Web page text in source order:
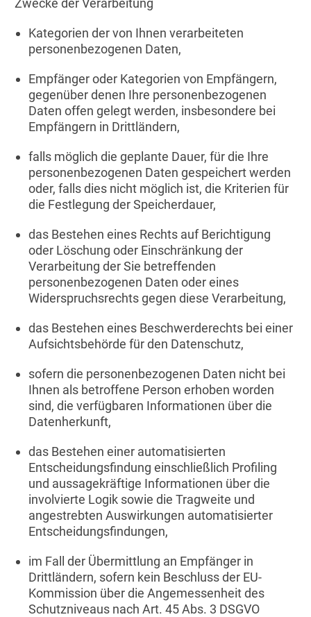
Zwecke der Verarbeitung
Kategorien der von Ihnen verarbeiteten
personenbezogenen Daten,
Empfänger oder Kategorien von Empfängern,
gegenüber denen Ihre personenbezogenen
Daten offen gelegt werden, insbesondere bei
Empfängern in Drittländern,
falls möglich die geplante Dauer, für die Ihre
personenbezogenen Daten gespeichert werden
oder, falls dies nicht möglich ist, die Kriterien für
die Festlegung der Speicherdauer,
das Bestehen eines Rechts auf Berichtigung
oder Löschung oder Einschränkung der
Verarbeitung der Sie betreffenden
personenbezogenen Daten oder eines
Widerspruchsrechts gegen diese Verarbeitung,
das Bestehen eines Beschwerderechts bei einer
Aufsichtsbehörde für den Datenschutz,
sofern die personenbezogenen Daten nicht bei
Ihnen als betroffene Person erhoben worden
sind, die verfügbaren Informationen über die
Datenherkunft,
das Bestehen einer automatisierten
Entscheidungsfindung einschließlich Profiling
und aussagekräftige Informationen über die
involvierte Logik sowie die Tragweite und
angestrebten Auswirkungen automatisierter
Entscheidungsfindungen,
im Fall der Übermittlung an Empfänger in
Drittländern, sofern kein Beschluss der EU-
Kommission über die Angemessenheit des
Schutzniveaus nach Art. 45 Abs. 3 DSGVO